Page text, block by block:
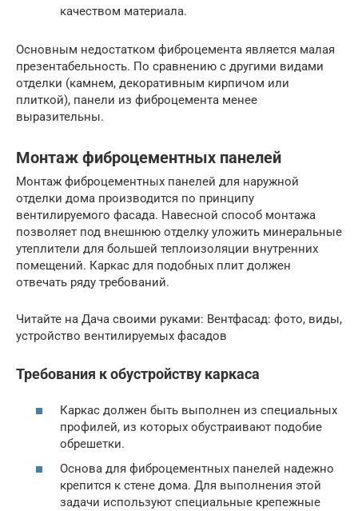
качеством материала.
Основным недостатком фиброцемента является малая
презентабельность. По сравнению с другими видами
отделки (камнем, декоративным кирпичом или
плиткой), панели из фиброцемента менее
выразительны.
Монтаж фиброцементных панелей
Монтаж фиброцементных панелей для наружной
отделки дома производится по принципу
вентилируемого фасада. Навесной способ монтажа
позволяет под внешнюю отделку уложить минеральные
утеплители для большей теплоизоляции внутренних
помещений. Каркас для подобных плит должен
отвечать ряду требований.
Читайте на Дача своими руками: Вентфасад: фото, виды,
устройство вентилируемых фасадов
Требования к обустройству каркаса
Каркас должен быть выполнен из специальных
профилей, из которых обустраивают подобие
обрешетки.
Основа для фиброцементных панелей надежно
крепится к стене дома. Для выполнения этой
задачи используют специальные крепежные